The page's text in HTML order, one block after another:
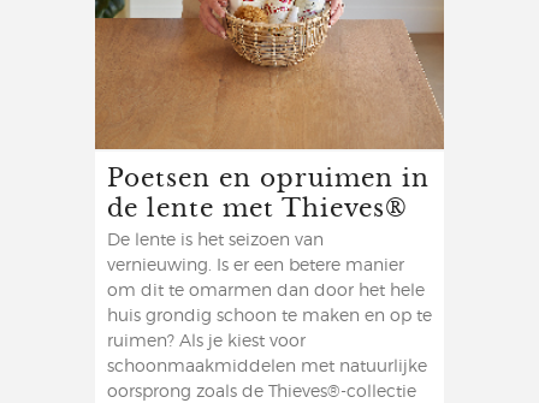
Poetsen en opruimen in
de lente met Thieves®
De lente is het seizoen van
vernieuwing. Is er een betere manier
om dit te omarmen dan door het hele
huis grondig schoon te maken en op te
ruimen? Als je kiest voor
schoonmaakmiddelen met natuurlijke
oorsprong zoals de Thieves®-collectie